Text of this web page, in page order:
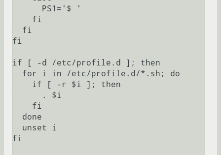
fi
if [ -d /etc/profile.d ]; then
fi